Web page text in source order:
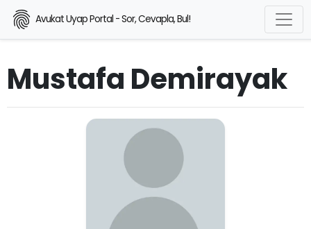
Avukat Uyap Portal - Sor, Cevapla, Bul!
Mustafa Demirayak